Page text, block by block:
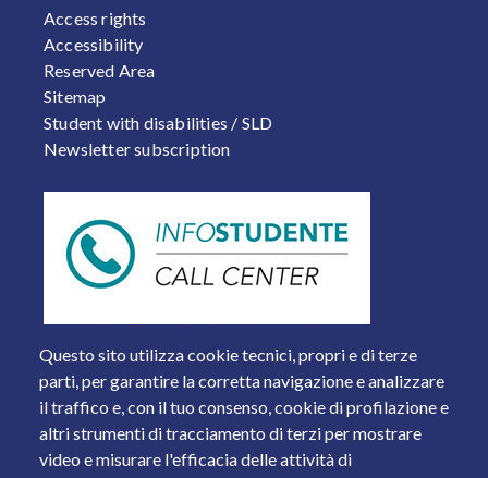
Questo sito utilizza cookie tecnici, propri e di terze
parti, per garantire la corretta navigazione e analizzare
il traffico e, con il tuo consenso, cookie di profilazione e
altri strumenti di tracciamento di terzi per mostrare
video e misurare l'efficacia delle attività di
FOOTER 2
Access rights
Accessibility
Reserved Area
Sitemap
Student with disabilities / SLD
Newsletter subscription